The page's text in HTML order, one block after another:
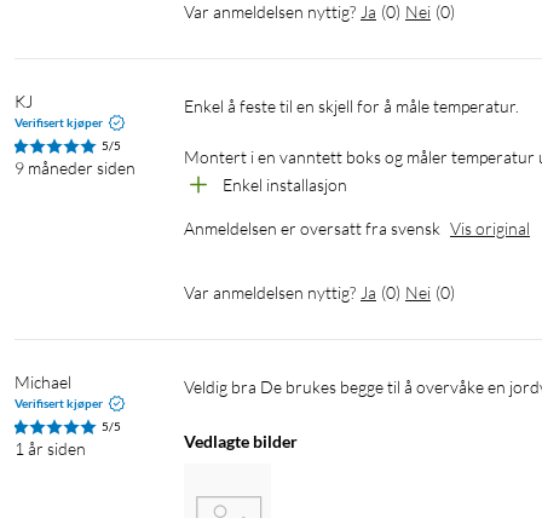
Var anmeldelsen nyttig? Ja (0) Nei (0)
KJ
Verifisert kjøper
5/5
9 måneder siden
Enkel å feste til en skjell for å måle temperatur.
Montert i en vanntett boks og måler temperatur
Enkel installasjon
Anmeldelsen er oversatt fra svensk Vis original
Var anmeldelsen nyttig? Ja (0) Nei (0)
Michael
Verifisert kjøper
5/5
1 år siden
Veldig bra De brukes begge til å overvåke en
Vedlagte bilder